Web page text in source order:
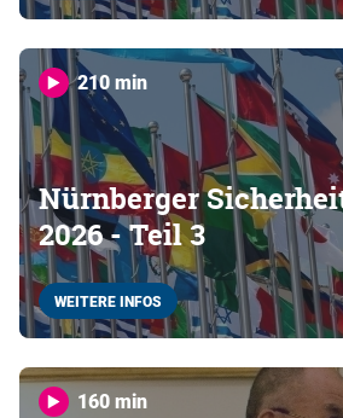
210 min
Nürnberger
2026 - Teil 3
WEITERE INFOS
160 min